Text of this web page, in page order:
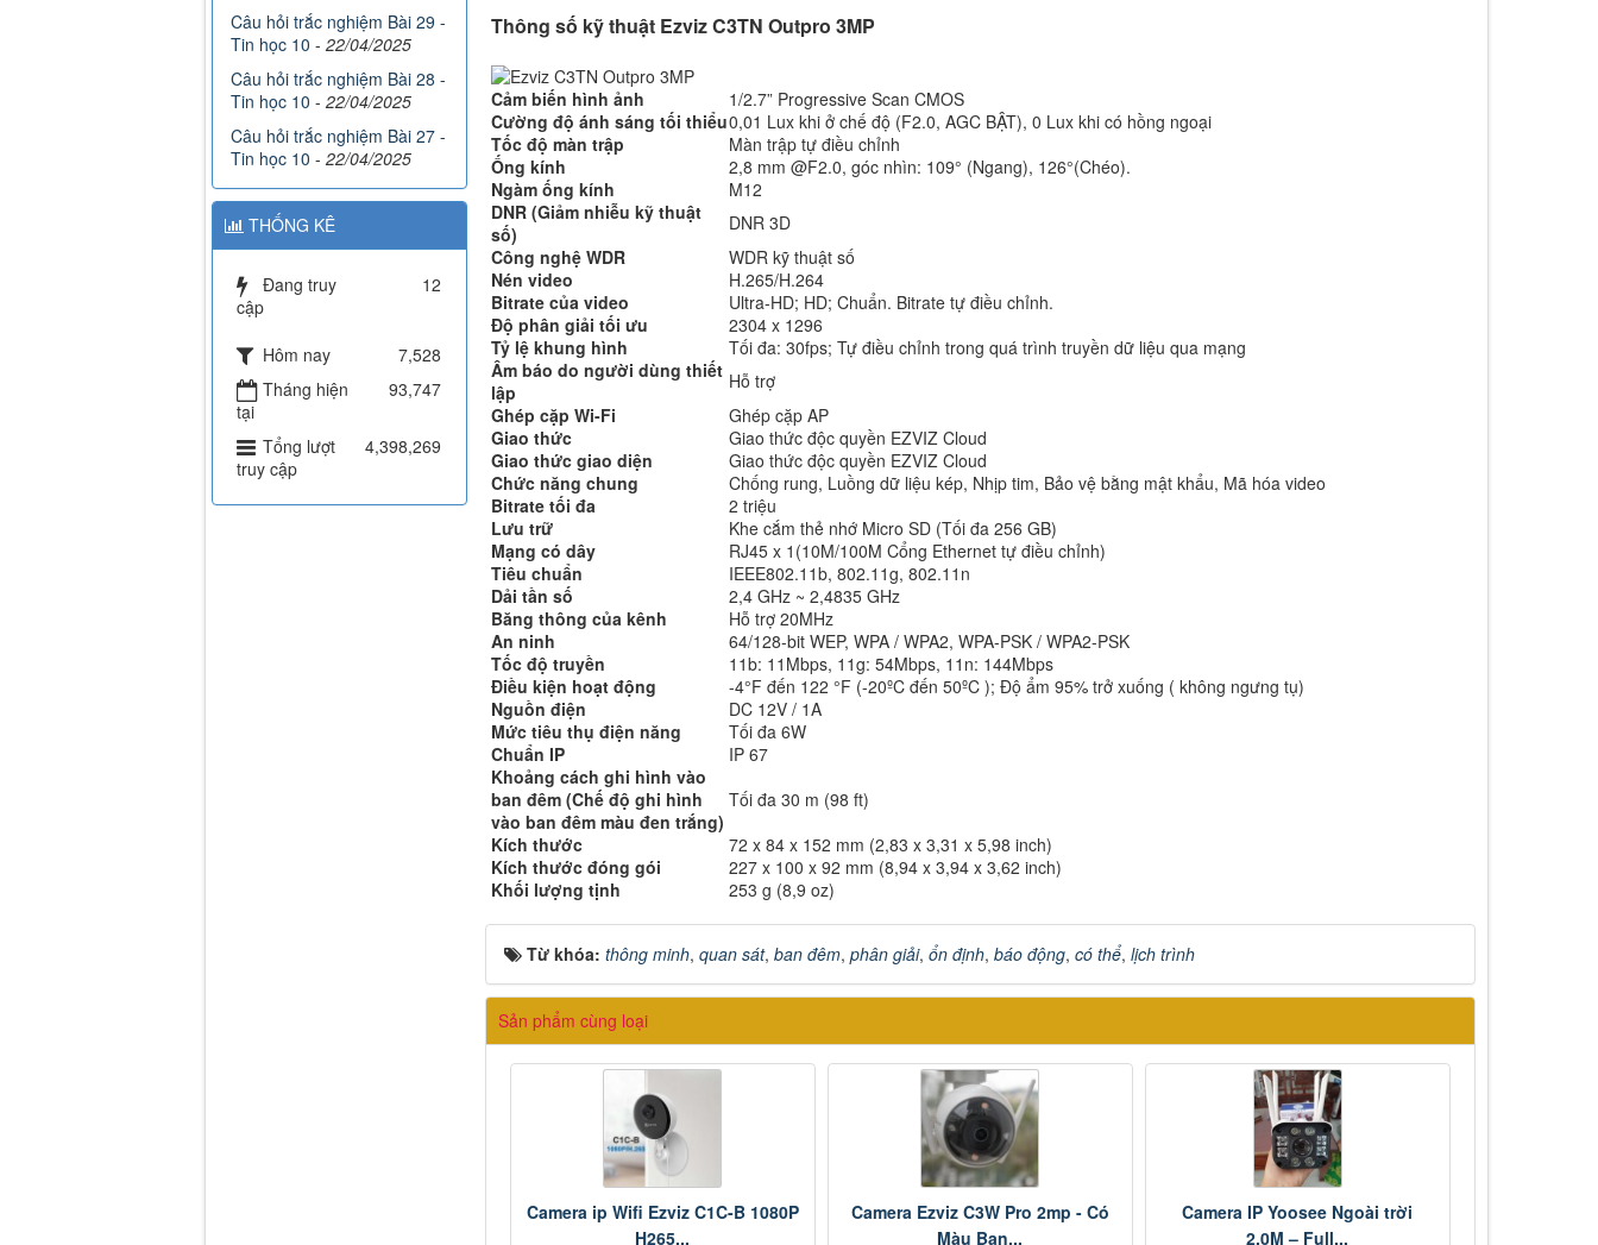
Thông số kỹ thuật Ezviz C3TN Outpro 3MP
Cảm biến hình ảnh
1/2.7” Progressive Scan CMOS
Cường độ ánh sáng tối thiểu0,01 Lux khi ở chế độ (F2.0, AGC BẬT), 0 Lux khi có hồng ngoại
Tốc độ màn trập
Màn trập tự điều chỉnh
Ống kính
2,8 mm @F2.0, góc nhìn: 109° (Ngang), 126°(Chéo).
Ngàm ống kính
M12
DNR (Giảm nhiễu kỹ thuật
số)
DNR 3D
Công nghệ WDR
WDR kỹ thuật số
Nén video
H.265/H.264
Bitrate của video
Ultra-HD; HD; Chuẩn. Bitrate tự điều chỉnh.
Độ phân giải tối ưu
2304 x 1296
Tỷ lệ khung hình
Tối đa: 30fps; Tự điều chỉnh trong quá trình truyền dữ liệu qua mạng
Âm báo do người dùng thiết
lập
Hỗ trợ
Ghép cặp Wi-Fi
Ghép cặp AP
Giao thức
Giao thức độc quyền EZVIZ Cloud
Giao thức giao diện
Giao thức độc quyền EZVIZ Cloud
Chức năng chung
Chống rung, Luồng dữ liệu kép, Nhịp tim, Bảo vệ bằng mật khẩu, Mã hóa video
Bitrate tối đa
2 triệu
Lưu trữ
Khe cắm thẻ nhớ Micro SD (Tối đa 256 GB)
Mạng có dây
RJ45 x 1(10M/100M Cổng Ethernet tự điều chỉnh)
Tiêu chuẩn
IEEE802.11b, 802.11g, 802.11n
Dải tần số
2,4 GHz ~ 2,4835 GHz
Băng thông của kênh
Hỗ trợ 20MHz
An ninh
64/128-bit WEP, WPA / WPA2, WPA-PSK / WPA2-PSK
Tốc độ truyền
11b: 11Mbps, 11g: 54Mbps, 11n: 144Mbps
Điều kiện hoạt động
-4°F đến 122 °F (-20ºC đến 50ºC ); Độ ẩm 95% trở xuống ( không ngưng tụ)
Nguồn điện
DC 12V / 1A
Mức tiêu thụ điện năng
Tối đa 6W
Chuẩn IP
IP 67
Khoảng cách ghi hình vào
ban đêm (Chế độ ghi hình
vào ban đêm màu đen trắng)
Tối đa 30 m (98 ft)
Kích thước
72 x 84 x 152 mm (2,83 x 3,31 x 5,98 inch)
Kích thước đóng gói
227 x 100 x 92 mm (8,94 x 3,94 x 3,62 inch)
Khối lượng tịnh
253 g (8,9 oz)
Từ khóa: thông minh, quan sát, ban đêm, phân giải, ổn định, báo động, có thể, lịch trình
Sản phẩm cùng loại
Camera ip Wifi Ezviz C1C-B 1080P
H265...
Camera Ezviz C3W Pro 2mp - Có
Màu Ban...
Camera IP Yoosee Ngoài trời
2.0M – Full...
Câu hỏi trắc nghiệm Bài 29 -
Tin học 10 - 22/04/2025
Câu hỏi trắc nghiệm Bài 28 -
Tin học 10 - 22/04/2025
Câu hỏi trắc nghiệm Bài 27 -
Tin học 10 - 22/04/2025
THỐNG KÊ
Đang truy
cập
12
Hôm nay
7,528
Tháng hiện
tại
93,747
Tổng lượt
truy cập
4,398,269